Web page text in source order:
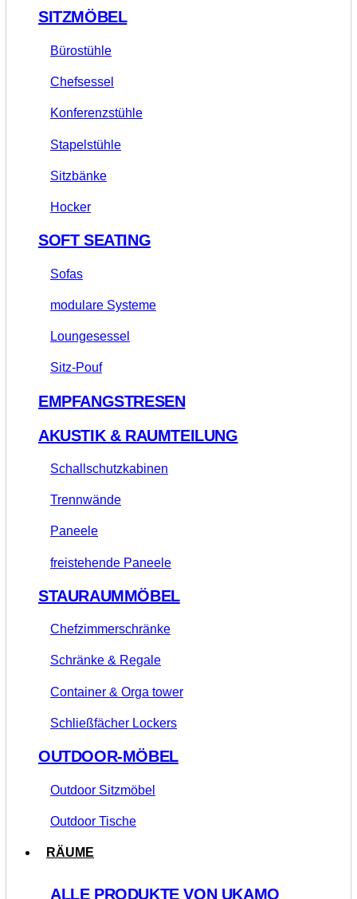
SITZMÖBEL
Bürostühle
Chefsessel
Konferenzstühle
Stapelstühle
Sitzbänke
Hocker
SOFT SEATING
Sofas
modulare Systeme
Loungesessel
Sitz-Pouf
EMPFANGSTRESEN
AKUSTIK & RAUMTEILUNG
Schallschutzkabinen
Trennwände
Paneele
freistehende Paneele
STAURAUMMÖBEL
Chefzimmerschränke
Schränke & Regale
Container & Orga tower
Schließfächer Lockers
OUTDOOR-MÖBEL
Outdoor Sitzmöbel
Outdoor Tische
RÄUME
ALLE PRODUKTE VON UKAMO